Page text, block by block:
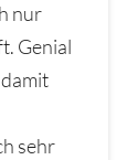
nur
Genial
sehr